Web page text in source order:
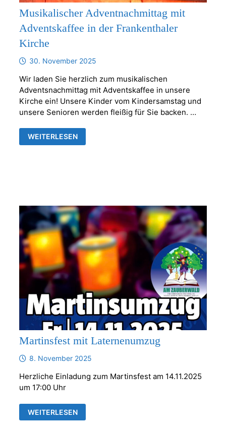
Musikalischer Adventnachmittag mit
Adventskaffee in der Frankenthaler
Kirche
30. November 2025
Wir laden Sie herzlich zum musikalischen
Adventsnachmittag mit Adventskaffee in unsere
Kirche ein! Unsere Kinder vom Kindersamstag und
unsere Senioren werden fleißig für Sie backen. …
MUSIKALISCHER
ADVENTNACHMITTAG
WEITERLESEN
Martinsfest mit Laternenumzug
8. November 2025
Herzliche Einladung zum Martinsfest am 14.11.2025
um 17:00 Uhr
MARTINSFEST
MIT
WEITERLESEN